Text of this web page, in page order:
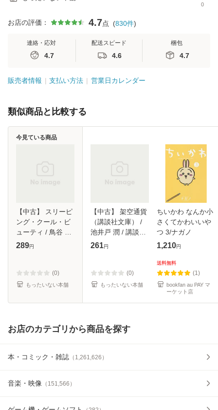
0
お店の評価： 4.7点 (830件)
連絡・応対
4.7
配送スピード
4.6
梱包
4.7
販売者情報 支払い方法 営業日カレンダー
類似商品と比較する
【中古】 スリーピ
ング・クール・ビ
ューティ / 鳥谷 し
ず / 新書館 [文庫]
289円
(0)
もったいない本舗
今見ている商品
【中古】 架空通貨
（講談社文庫） /
池井戸 潤 / 講談社
[文庫]【メール便送
261円
(0)
もったいない本舗
ちいかわ なんか小
さくてかわいいや
つ 3/ナガノ
1,210円
送料無料
(1)
bookfan au PAY マ
ーケット店
お店のカテゴリから商品を探す
本・コミック・雑誌 （ 1,261,626 ）
音楽・映像 （ 151,566 ）